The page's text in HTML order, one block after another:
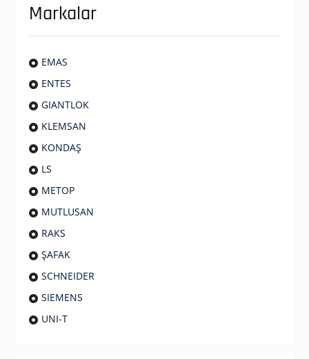
Markalar
EMAS
ENTES
GIANTLOK
KLEMSAN
KONDAŞ
LS
METOP
MUTLUSAN
RAKS
ŞAFAK
SCHNEIDER
SIEMENS
UNI-T